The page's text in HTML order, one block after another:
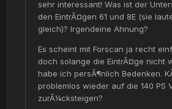
sehr interessant! Was ist der
den EintrÃ¤gen 61 und 8E (sie
gleich)? Irgendeine Ahnung?
Es scheint mit Forscan ja recht
doch solange die EintrÃ¤ge nicht
habe ich persÃ¶nlich Bedenken.
problemlos wieder auf die 140 PS
zurÃ¼cksteigen?